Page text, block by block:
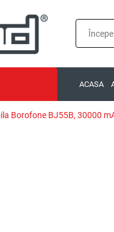
ACASA
Borofone BJ55B, 30000